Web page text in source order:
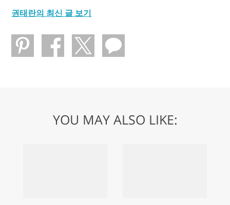
권태란의 최신 글 보기
YOU MAY ALSO LIKE: